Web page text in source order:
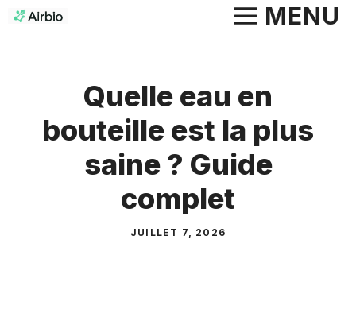
Aller
MENU
Quelle eau en
bouteille est la plus
saine ? Guide
complet
JUILLET 7, 2026